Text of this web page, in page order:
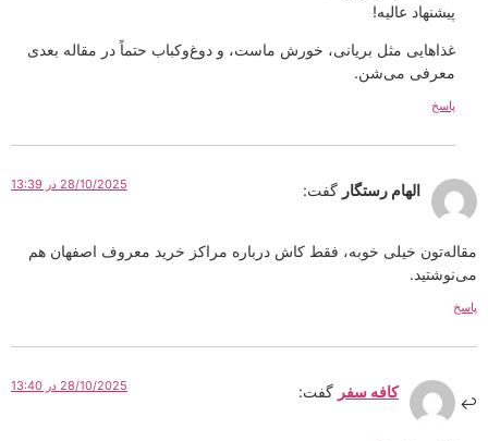
پیشنهاد عالیه!
غذاهایی مثل بریانی، خورش ماست، و دوغ‌و‌کباب حتماً در مقاله بعدی
معرفی می‌شن.
پاسخ
الهام رستگار گفت: 28/10/2025 در 13:39
مقاله‌تون خیلی خوبه، فقط کاش درباره مراکز خرید معروف اصفهان هم
می‌نوشتید.
پاسخ
کافه سفر گفت: 28/10/2025 در 13:40